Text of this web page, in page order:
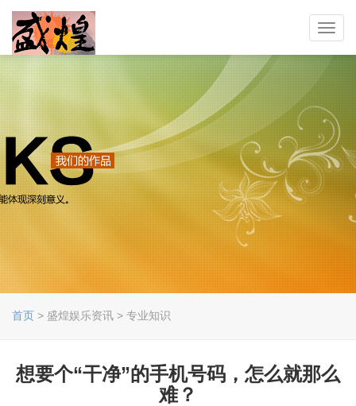
首页 > 盛煌娱乐资讯 > 专业知识
想要个“干净”的手机号码，怎么就那么
难？